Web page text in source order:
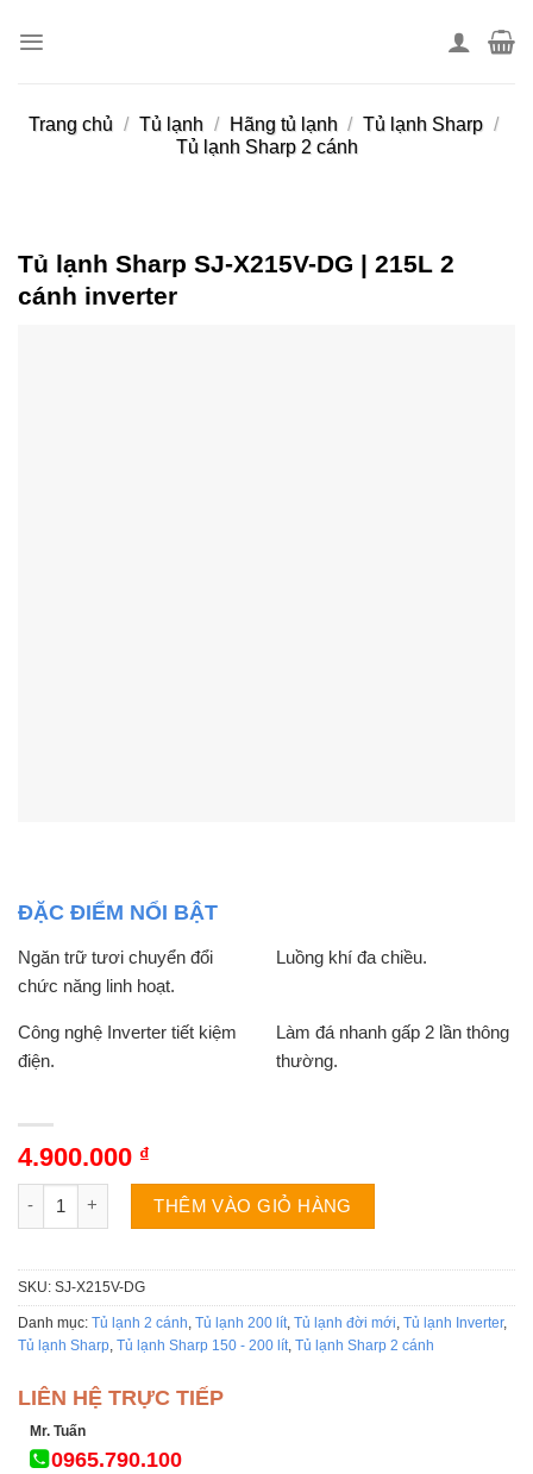
Trang chủ / Tủ lạnh / Hãng tủ lạnh / Tủ lạnh Sharp /
Tủ lạnh Sharp 2 cánh
Tủ lạnh Sharp SJ-X215V-DG | 215L 2
cánh inverter
ĐẶC ĐIỂM NỔI BẬT
Ngăn trữ tươi chuyển đổi
chức năng linh hoạt.
Luồng khí đa chiều.
Công nghệ Inverter tiết kiệm
điện.
Làm đá nhanh gấp 2 lần thông
thường.
4.900.000 ₫
Tủ lạnh Sharp SJ-X215V-DG | 215L 2 cánh inverter số lượng
THÊM VÀO GIỎ HÀNG
SKU: SJ-X215V-DG
Danh mục: Tủ lạnh 2 cánh, Tủ lạnh 200 lít, Tủ lạnh đời mới, Tủ lạnh Inverter,
Tủ lạnh Sharp, Tủ lạnh Sharp 150 - 200 lít, Tủ lạnh Sharp 2 cánh
LIÊN HỆ TRỰC TIẾP
Mr. Tuấn
0965.790.100